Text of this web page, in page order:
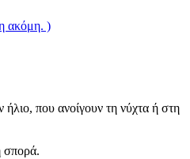
ακόμη. )
που ανοίγουν τη νύχτα ή στη
σπορά.